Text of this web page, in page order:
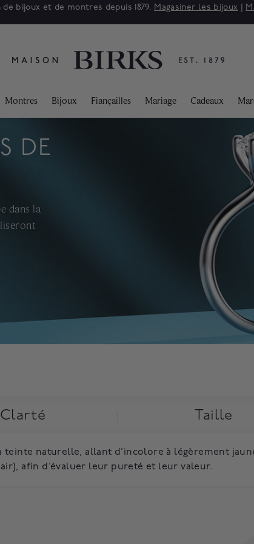
50% de rabais sur une sélection de bijoux raffinés.*
Montres Bijoux Fiançailles Mariage Cadeaux
DE
dans la
Clarté Taille
naturelle, allant d’incolore à légèrement
afin d’évaluer leur pureté et leur valeur.